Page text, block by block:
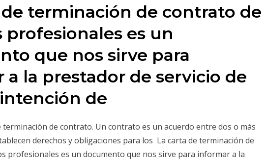
de terminación de contrato de
profesionales es un
que nos sirve para
a la prestador de servicio de
de
terminación de contrato. Un contrato es un acuerdo entre dos o más
derechos y obligaciones para los La carta de terminación de
profesionales es un documento que nos sirve para informar a la